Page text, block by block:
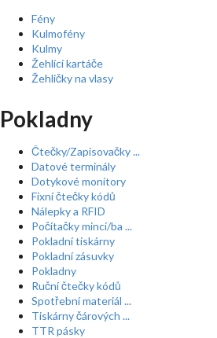
Fény
Kulmofény
Kulmy
Žehlící kartáče
Žehličky na vlasy
Pokladny
Čtečky/Zapisovačky ...
Datové terminály
Dotykové monitory
Fixní čtečky kódů
Nálepky a RFID
Počítačky mincí/ba ...
Pokladní tiskárny
Pokladní zásuvky
Pokladny
Ruční čtečky kódů
Spotřební materiál ...
Tiskárny čárových ...
TTR pásky